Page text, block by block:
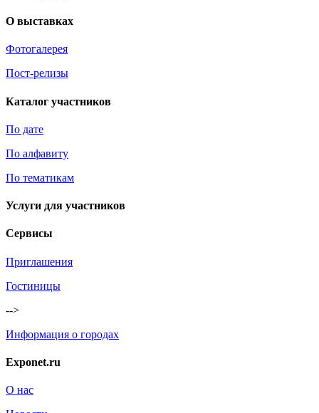
О выставках
Фотогалерея
Пост-релизы
Каталог участников
По дате
По алфавиту
По тематикам
Услуги для участников
Сервисы
Приглашения
Гостиницы
-->
Информация о городах
Exponet.ru
О нас